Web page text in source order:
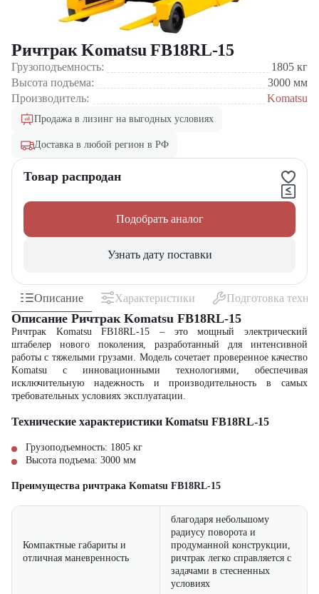
Ричтрак Komatsu FB18RL-15
Грузоподъемность: 1805 кг
Высота подъема:
3000 мм
Производитель:
Komatsu
Продажа в лизинг на выгодных условиях
Доставка в любой регион в РФ
Товар распродан
Подобрать аналог
Узнать дату поставки
Описание Характеристики Подготовка
Описание Ричтрак Komatsu FB18RL-15
Ричтрак Komatsu FB18RL-15 – это мощный электрический
штабелер нового поколения, разработанный для интенсивной
работы с тяжелыми грузами. Модель сочетает проверенное качество
Komatsu с инновационными технологиями, обеспечивая
исключительную надежность и производительность в самых
требовательных условиях эксплуатации.
Технические характеристики Komatsu FB18RL-15
Грузоподъемность: 1805 кг
Высота подъема: 3000 мм
Преимущества ричтрака Komatsu FB18RL-15
Компактные габариты и
отличная маневренность
благодаря небольшому
радиусу поворота и
продуманной конструкции,
ричтрак легко справляется с
задачами в стесненных
условиях